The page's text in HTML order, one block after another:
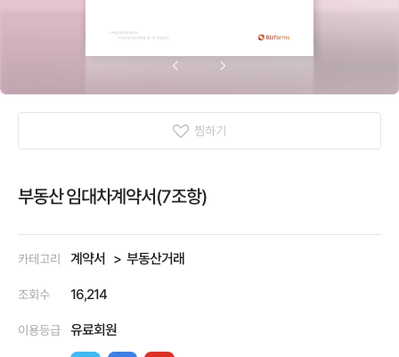
찜하기
부동산 임대차계약서(7조항)
카테고리 계약서 부동산거래
조회수 16,214
이용등급 유료회원